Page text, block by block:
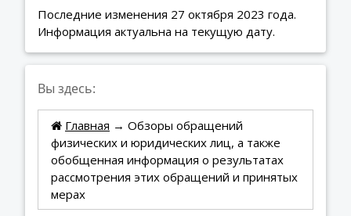
Последние изменения 27 октября 2023 года.
Информация актуальна на текущую дату.
Вы здесь:
Главная → Обзоры обращений
физических и юридических лиц, а также
обобщенная информация о результатах
рассмотрения этих обращений и принятых
мерах